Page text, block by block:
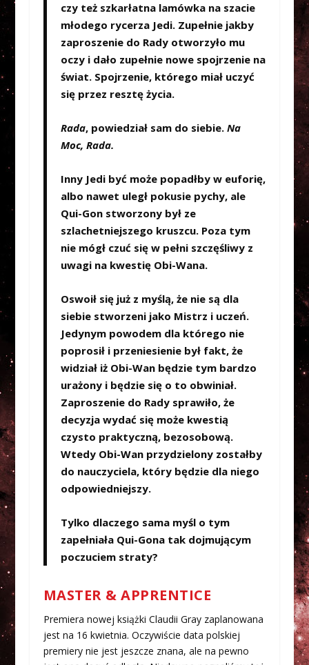
czy też szkarłatna lamówka na szacie
młodego rycerza Jedi. Zupełnie jakby
zaproszenie do Rady otworzyło mu
oczy i dało zupełnie nowe spojrzenie na
świat. Spojrzenie, którego miał uczyć
się przez resztę życia.
Rada, powiedział sam do siebie. Na
Moc, Rada.
Inny Jedi być może popadłby w euforię,
albo nawet uległ pokusie pychy, ale
Qui-Gon stworzony był ze
szlachetniejszego kruszcu. Poza tym
nie mógł czuć się w pełni szczęśliwy z
uwagi na kwestię Obi-Wana.
Oswoił się już z myślą, że nie są dla
siebie stworzeni jako Mistrz i uczeń.
Jedynym powodem dla którego nie
poprosił i przeniesienie był fakt, że
widział iż Obi-Wan będzie tym bardzo
urażony i będzie się o to obwiniał.
Zaproszenie do Rady sprawiło, że
decyzja wydać się może kwestią
czysto praktyczną, bezosobową.
Wtedy Obi-Wan przydzielony zostałby
do nauczyciela, który będzie dla niego
odpowiedniejszy.
Tylko dlaczego sama myśl o tym
zapełniała Qui-Gona tak dojmującym
poczuciem straty?
MASTER & APPRENTICE
Premiera nowej książki Claudii Gray zaplanowana
jest na 16 kwietnia. Oczywiście data polskiej
premiery nie jest jeszcze znana, ale na pewno